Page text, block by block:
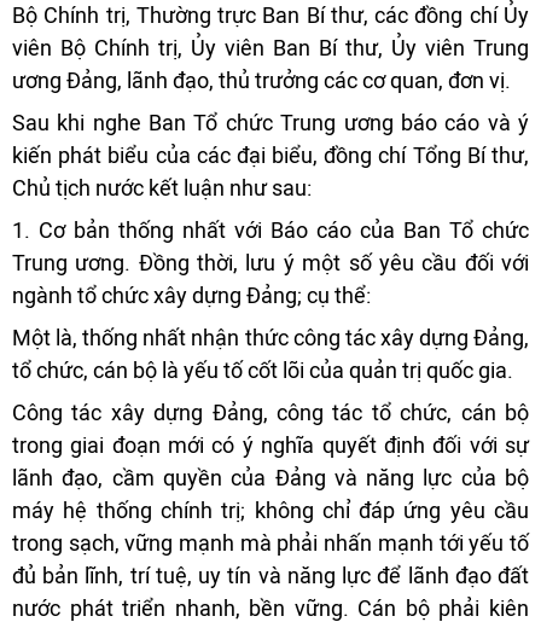
Bộ Chính trị, Thường trực Ban Bí thư, các đồng chí Ủy
viên Bộ Chính trị, Ủy viên Ban Bí thư, Ủy viên Trung
ương Đảng, lãnh đạo, thủ trưởng các cơ quan, đơn vị.
Sau khi nghe Ban Tổ chức Trung ương báo cáo và ý
kiến phát biểu của các đại biểu, đồng chí Tổng Bí thư,
Chủ tịch nước kết luận như sau:
1. Cơ bản thống nhất với Báo cáo của Ban Tổ chức
Trung ương. Đồng thời, lưu ý một số yêu cầu đối với
ngành tổ chức xây dựng Đảng; cụ thể:
Một là, thống nhất nhận thức công tác xây dựng Đảng,
tổ chức, cán bộ là yếu tố cốt lõi của quản trị quốc gia.
Công tác xây dựng Đảng, công tác tổ chức, cán bộ
trong giai đoạn mới có ý nghĩa quyết định đối với sự
lãnh đạo, cầm quyền của Đảng và năng lực của bộ
máy hệ thống chính trị; không chỉ đáp ứng yêu cầu
trong sạch, vững mạnh mà phải nhấn mạnh tới yếu tố
đủ bản lĩnh, trí tuệ, uy tín và năng lực để lãnh đạo đất
nước phát triển nhanh, bền vững. Cán bộ phải kiên